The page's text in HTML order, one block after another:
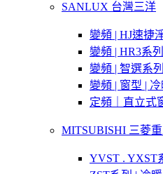
SANLUX 台灣三洋
變頻 | HJ速捷
變頻 | HR3系
變頻 | 智選系
變頻 | 窗型 |
定頻｜直立式
MITSUBISHI 三菱
YVST . YXST